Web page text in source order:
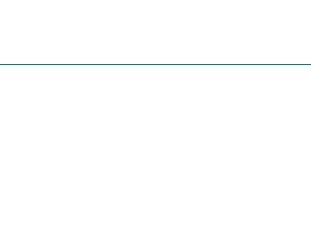
diferencias. El
y se puede ampliar